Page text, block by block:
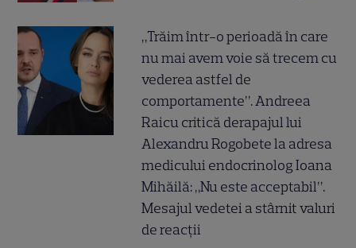
„Trăim într-o perioadă în care
nu mai avem voie să trecem cu
vederea astfel de
comportamente”. Andreea
Raicu critică derapajul lui
Alexandru Rogobete la adresa
medicului endocrinolog Ioana
Mihăilă: „Nu este acceptabil”.
Mesajul vedetei a stârnit valuri
de reacții